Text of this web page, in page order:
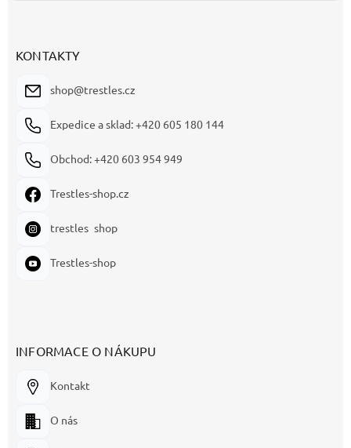
KONTAKTY
shop@trestles.cz
Expedice a sklad: +420 605 180 144
Obchod: +420 603 954 949
Trestles-shop.cz
trestles_shop
Trestles-shop
INFORMACE O NÁKUPU
Kontakt
O nás